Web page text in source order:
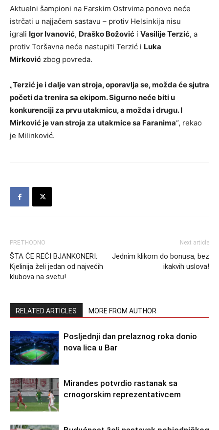
Aktuelni šampioni na Farskim Ostrvima ponovo neće
istrčati u najjačem sastavu – protiv Helsinkija nisu
igrali Igor Ivanović, Draško Božović i Vasilije Terzić, a
protiv Toršavna neće nastupiti Terzić i Luka
Mirković zbog povreda.
„Terzić je i dalje van stroja, oporavlja se, možda će sjutra
početi da trenira sa ekipom. Sigurno neće biti u
konkurenciji za prvu utakmicu, a možda i drugu. I
Mirković je van stroja za utakmice sa Faranima“, rekao
je Milinković.
PRETHODNO
ŠTA ĆE REĆI BJANKONERI:
Kjelinija želi jedan od najvećih
klubova na svetu!
Next article
Jednim klikom do bonusa, bez
ikakvih uslova!
RELATED ARTICLES MORE FROM AUTHOR
Posljednji dan prelaznog roka donio
nova lica u Bar
Mirandes potvrdio rastanak sa
crnogorskim reprezentativcem